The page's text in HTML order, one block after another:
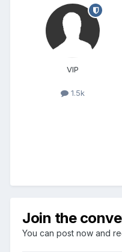
VIP
1.5k
Join the
You can post now and